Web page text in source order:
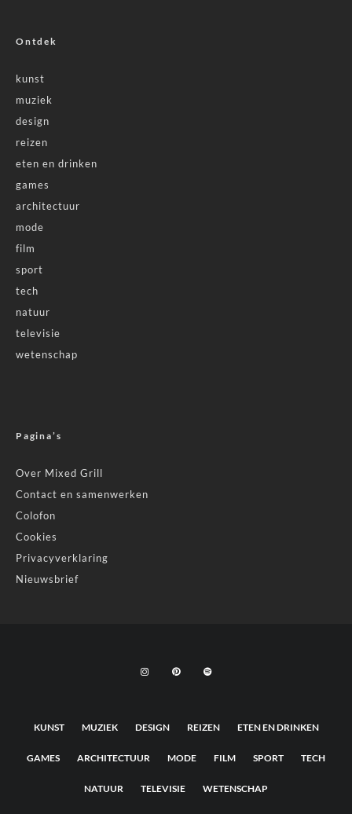
Ontdek
kunst
muziek
design
reizen
eten en drinken
games
architectuur
mode
film
sport
tech
natuur
televisie
wetenschap
Pagina’s
Over Mixed Grill
Contact en samenwerken
Colofon
Cookies
Privacyverklaring
Nieuwsbrief
KUNST MUZIEK DESIGN REIZEN ETEN EN DRINKEN
GAMES ARCHITECTUUR MODE FILM SPORT TECH
NATUUR TELEVISIE WETENSCHAP